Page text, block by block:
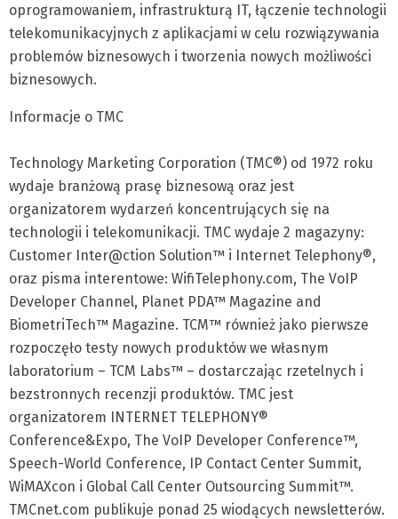
oprogramowaniem, infrastrukturą IT, łączenie technologii
telekomunikacyjnych z aplikacjami w celu rozwiązywania
problemów biznesowych i tworzenia nowych możliwości
biznesowych.
Informacje o TMC
Technology Marketing Corporation (TMC®) od 1972 roku
wydaje branżową prasę biznesową oraz jest
organizatorem wydarzeń koncentrujących się na
technologii i telekomunikacji. TMC wydaje 2 magazyny:
Customer Inter@ction Solution™ i Internet Telephony®,
oraz pisma interentowe: WifiTelephony.com, The VoIP
Developer Channel, Planet PDA™ Magazine and
BiometriTech™ Magazine. TCM™ również jako pierwsze
rozpoczęło testy nowych produktów we własnym
laboratorium – TCM Labs™ – dostarczając rzetelnych i
bezstronnych recenzji produktów. TMC jest
organizatorem INTERNET TELEPHONY®
Conference&Expo, The VoIP Developer Conference™,
Speech-World Conference, IP Contact Center Summit,
WiMAXcon i Global Call Center Outsourcing Summit™.
TMCnet.com publikuje ponad 25 wiodących newsletterów.